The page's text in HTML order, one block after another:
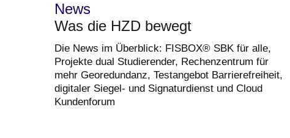
News
Was die HZD bewegt
Die News im Überblick: FISBOX® SBK für alle,
Projekte dual Studierender, Rechenzentrum für
mehr Georedundanz, Testangebot Barrierefreiheit,
digitaler Siegel- und Signaturdienst und Cloud
Kundenforum